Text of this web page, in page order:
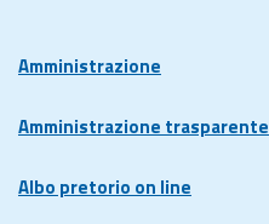
Amministrazione
Amministrazione trasparente
Albo pretorio on line